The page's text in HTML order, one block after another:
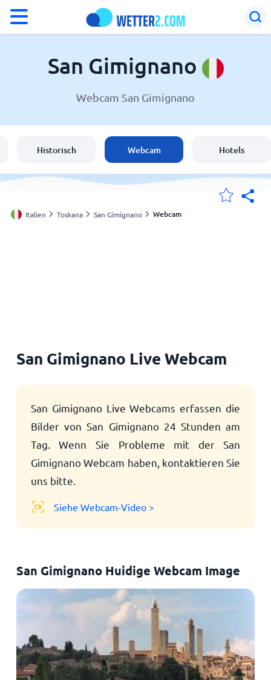
Wetter in San Gimignano
Schweiz
Deutschland
San Gimignano
Webcam San Gimignano
Historisch Webcam Hotels
Italien Toskana San Gimignano Webcam
San Gimignano Live Webcam
San Gimignano Live Webcams erfassen die
Bilder von San Gimignano 24 Stunden am
Tag. Wenn Sie Probleme mit der San
Gimignano Webcam haben, kontaktieren Sie
uns bitte.
Siehe Webcam-Video >
San Gimignano Huidige Webcam Image